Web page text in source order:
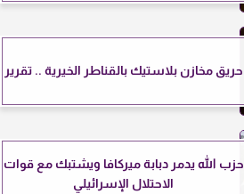
حريق مخازن بلاستيك بالقناطر الخيرية .. تقرير
حزب الله يدمر دبابة ميركافا ويشتبك مع قوات
الاحتلال الإسرائيلي